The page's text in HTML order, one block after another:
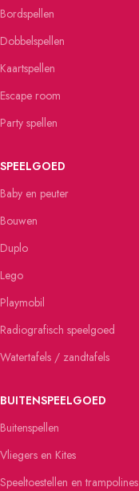
Bordspellen
Dobbelspellen
Kaartspellen
Escape room
Party spellen
SPEELGOED
Baby en peuter
Bouwen
Duplo
Lego
Playmobil
Radiografisch speelgoed
Watertafels / zandtafels
BUITENSPEELGOED
Buitenspellen
Vliegers en Kites
Speeltoestellen en trampolines